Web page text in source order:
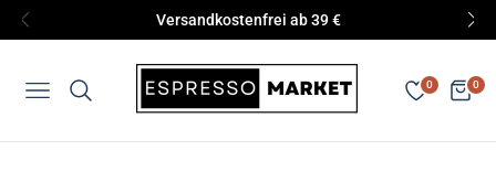
Versandkostenfrei ab 39 €
Navigation
0 0